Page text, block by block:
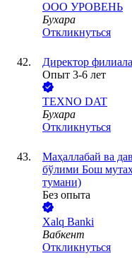
ООО УРОВЕНЬ
Бухара
Откликнуться
Директор
Опыт 3-6 лет
TEXNO DAT
Бухара
Откликнуться
Маҳаллабай ва
бўлими Бош
тумани)
Без опыта
Xalq Banki
Вабкент
Откликнуться